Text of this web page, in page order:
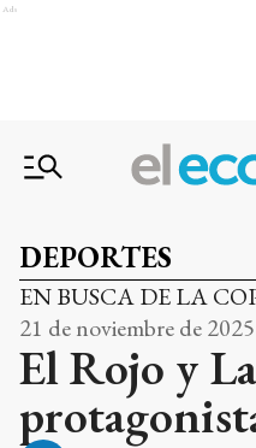
Ads
DEPORTES
EN BUSCA DE LA
21 de noviembre de
El Rojo y